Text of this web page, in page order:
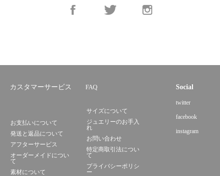
カスタマーサービス FAQ
お支払いについて
発送と返品について
アフターサービス
オーダーメイドについ
て
素材について
サイズについて
ジュエリーのお手入
れ
お問い合わせ
特定商取引法につい
て
プライバシーポリシ
ー
Social
twitter
facebook
instagram